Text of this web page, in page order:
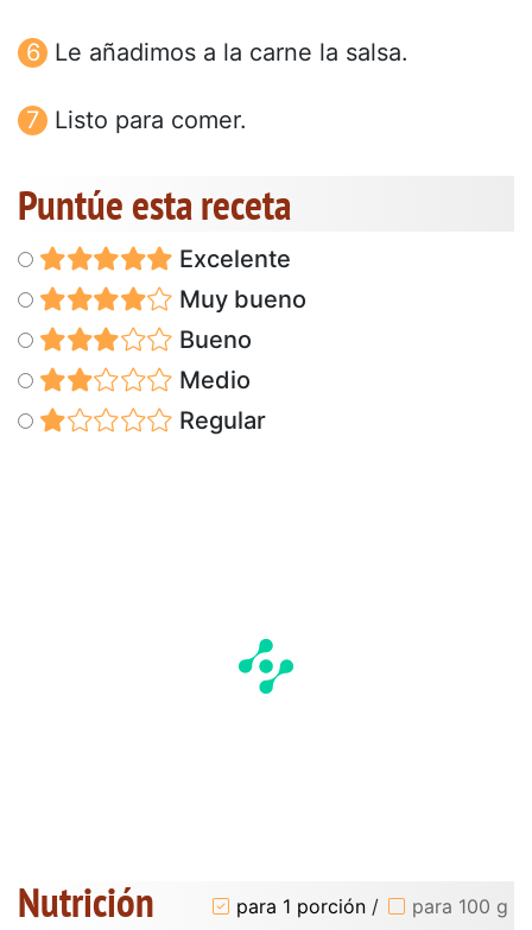
Le añadimos a la carne la salsa.
Listo para comer.
Puntúe esta receta
Excelente
Muy bueno
Bueno
Medio
Regular
Nutrición para 1 porción / para 100 g